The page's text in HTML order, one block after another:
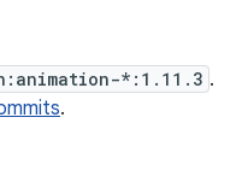
*:1.11.3 .
.